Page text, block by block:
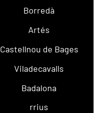
Borredà
Artés
Castellnou de Bages
Viladecavalls
Badalona
rrius